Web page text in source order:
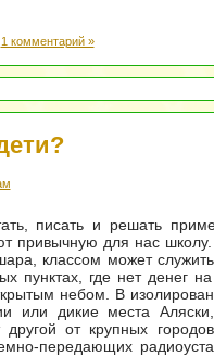
1 комментарий »
писать и решать
привычную для нас школу.
классом может
пунктах, где нет денег
небом. В
или дикие места
от крупных
передающих